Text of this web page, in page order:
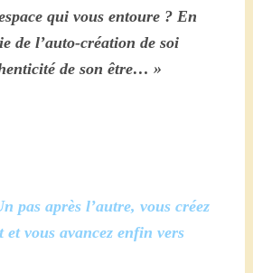
qui vous entoure ? En
de l’auto-création de soi
de son être… »
pas après l’autre, vous créez
et vous avancez enfin vers